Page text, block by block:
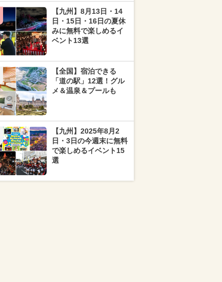
【九州】8月13日・14
日・15日・16日の夏休
みに無料で楽しめるイ
ベント13選
【全国】宿泊できる
「道の駅」12選！グル
メ＆温泉＆プールも
【九州】2025年8月2
日・3日の今週末に無料
で楽しめるイベント15
選